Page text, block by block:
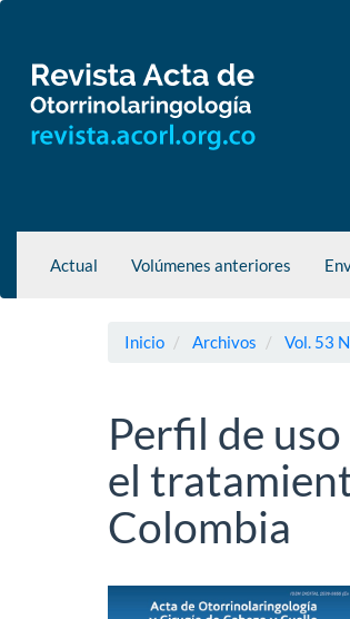
principal
Barra
lateral
Actual Volúmenes anteriores
Inicio Archivos Vol. 53
Perfil de
el
Colombia
Barra